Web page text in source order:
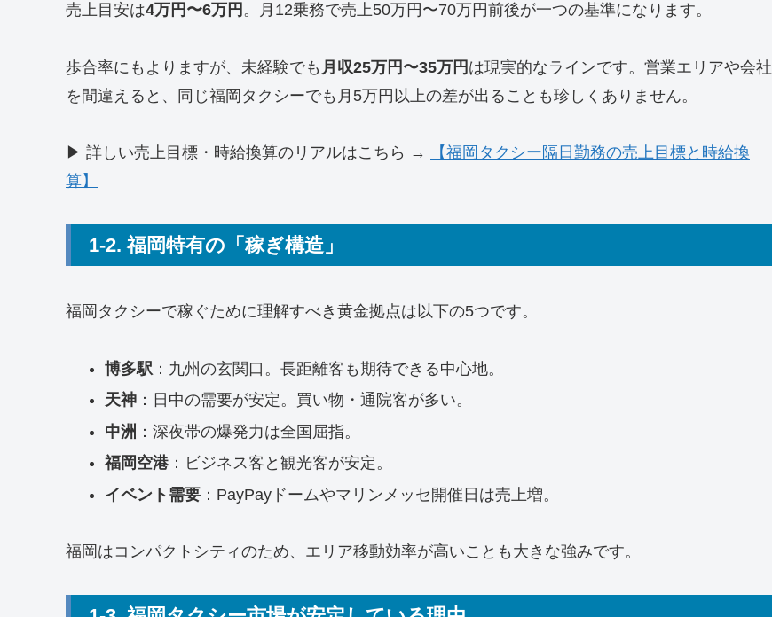
売上目安は4万円〜6万円 。月12乗務で売上50万円〜70万円前後が一つの基準になります。
歩合率にもよりますが、未経験でも 月収25万円〜35万円 は現実的なラインです。営業エリアや会社
を間違えると、同じ福岡タクシーでも月5万円以上の差が出ることも珍しくありません。
▶ 詳しい売上目標・時給換算のリアルはこちら →
【福岡タクシー隔日勤務の売上目標と時給換
算】
1-2. 福岡特有の「稼ぎ構造」
福岡タクシーで稼ぐために理解すべき黄金拠点は以下の5つです。
博多駅 ：九州の玄関口。長距離客も期待できる中心地。
天神：日中の需要が安定。買い物・通院客が多い。
中洲 ：深夜帯の爆発力は全国屈指。
福岡空港：ビジネス客と観光客が安定。
イベント需要：PayPayドームやマリンメッセ開催日は売上増。
福岡はコンパクトシティのため、エリア移動効率が高いことも大きな強みです。